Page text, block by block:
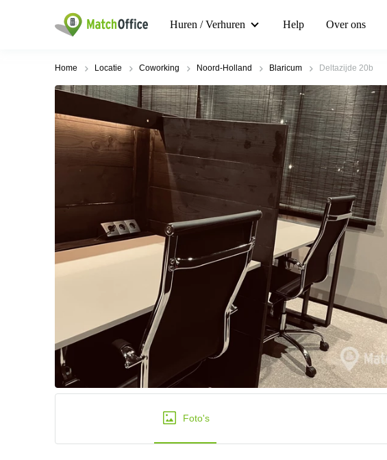
Huren / Verhuren Help Over ons
Home Locatie Coworking Noord-Holland Blaricum Deltazijde 20b
Foto's